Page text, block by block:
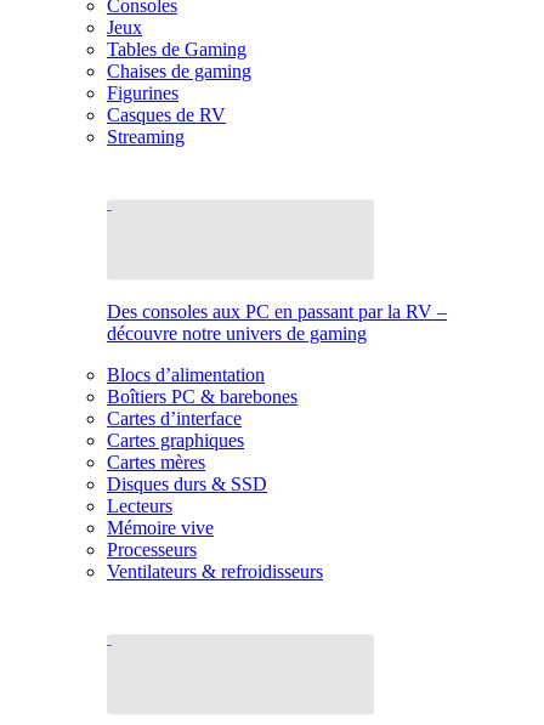
Consoles
Jeux
Tables de Gaming
Chaises de gaming
Figurines
Casques de RV
Streaming
Des consoles aux PC en passant par la RV –
découvre notre univers de gaming
Blocs d’alimentation
Boîtiers PC & barebones
Cartes d’interface
Cartes graphiques
Cartes mères
Disques durs & SSD
Lecteurs
Mémoire vive
Processeurs
Ventilateurs & refroidisseurs